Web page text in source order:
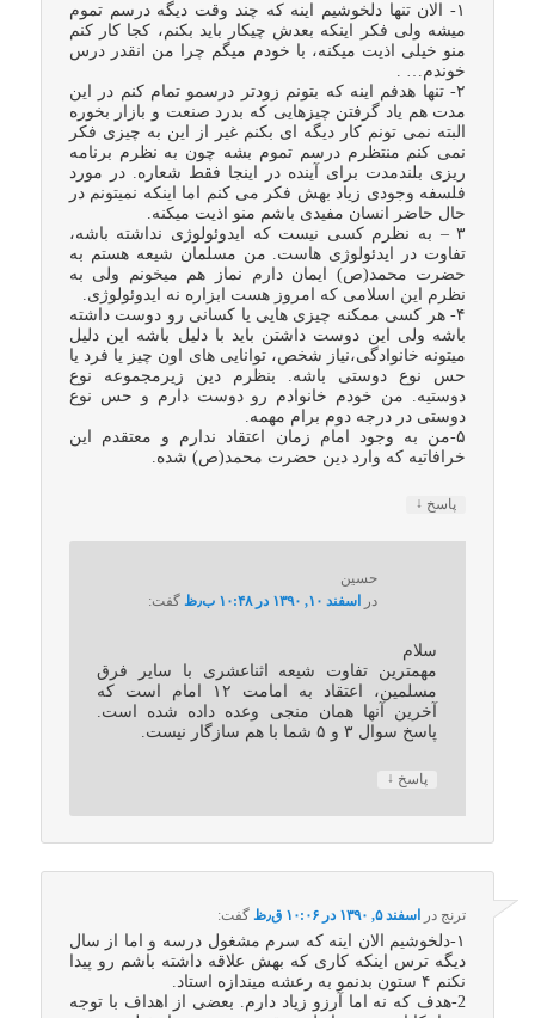
۱- الان تنها دلخوشیم اینه که چند وقت دیگه درسم تموم
میشه ولی فکر اینکه بعدش چیکار باید بکنم، کجا کار کنم
منو خیلی اذیت میکنه، با خودم میگم چرا من انقدر درس
خوندم… .
۲- تنها هدفم اینه که بتونم زودتر درسمو تمام کنم در این
مدت هم یاد گرفتن چیزهایی که بدرد صنعت و بازار بخوره
البته نمی تونم کار دیگه ای بکنم غیر از این به چیزی فکر
نمی کنم منتظرم درسم تموم بشه چون به نظرم برنامه
ریزی بلندمدت برای آینده در اینجا فقط شعاره. در مورد
فلسفه وجودی زیاد بهش فکر می کنم اما اینکه نمیتونم در
حال حاضر انسان مفیدی باشم منو اذیت میکنه.
۳ – به نظرم کسی نیست که ایدوئولوژی نداشته باشه،
تفاوت در ایدئولوژی هاست. من مسلمان شیعه هستم به
حضرت محمد(ص) ایمان دارم نماز هم میخونم ولی به
نظرم این اسلامی که امروز هست ابزاره نه ایدوئولوژی.
۴- هر کسی ممکنه چیزی هایی یا کسانی رو دوست داشته
باشه ولی این دوست داشتن باید با دلیل باشه این دلیل
میتونه خانوادگی،نیاز شخص، توانایی های اون چیز یا فرد یا
حس نوع دوستی باشه. بنظرم دین زیرمجموعه نوع
دوستیه. من خودم خانوادم رو دوست دارم و حس نوع
دوستی در درجه دوم برام مهمه.
۵-من به وجود امام زمان اعتقاد ندارم و معتقدم این
خرافاتیه که وارد دین حضرت محمد(ص) شده.
پاسخ ↓
حسین
در
اسفند ۱۰, ۱۳۹۰ در ۱۰:۴۸ ب٫ظ گفت:
سلام
مهمترین تفاوت شیعه اثناعشری با سایر فرق
مسلمین، اعتقاد به امامت ۱۲ امام است که
آخرین آنها همان منجی وعده داده شده است.
پاسخ سوال ۳ و ۵ شما با هم سازگار نیست.
پاسخ ↓
ترنج در اسفند ۵, ۱۳۹۰ در ۱۰:۰۶ ق٫ظ گفت:
۱-دلخوشیم الان اینه که سرم مشغول درسه و اما از سال
دیگه ترس اینکه کاری که بهش علاقه داشته باشم رو پیدا
نکنم ۴ ستون بدنمو به رعشه میندازه استاد.
2-هدف که نه اما آرزو زیاد دارم. بعضی از اهداف با توجه